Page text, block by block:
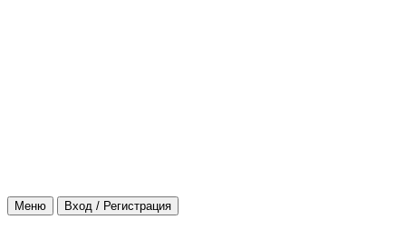
Меню Вход / Регистрация